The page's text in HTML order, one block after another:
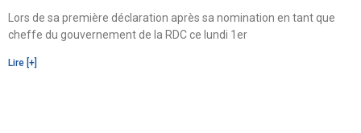
Lors de sa première déclaration après sa nomination en tant que
cheffe du gouvernement de la RDC ce lundi 1er
Lire [+]